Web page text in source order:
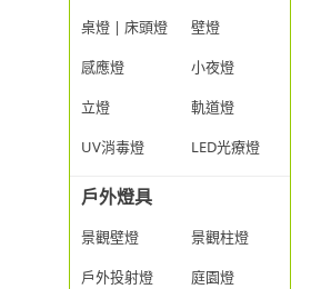
桌燈 | 床頭燈
壁燈
感應燈
小夜燈
立燈
軌道燈
UV消毒燈
LED光療燈
戶外燈具
景觀壁燈
景觀柱燈
戶外投射燈
庭園燈